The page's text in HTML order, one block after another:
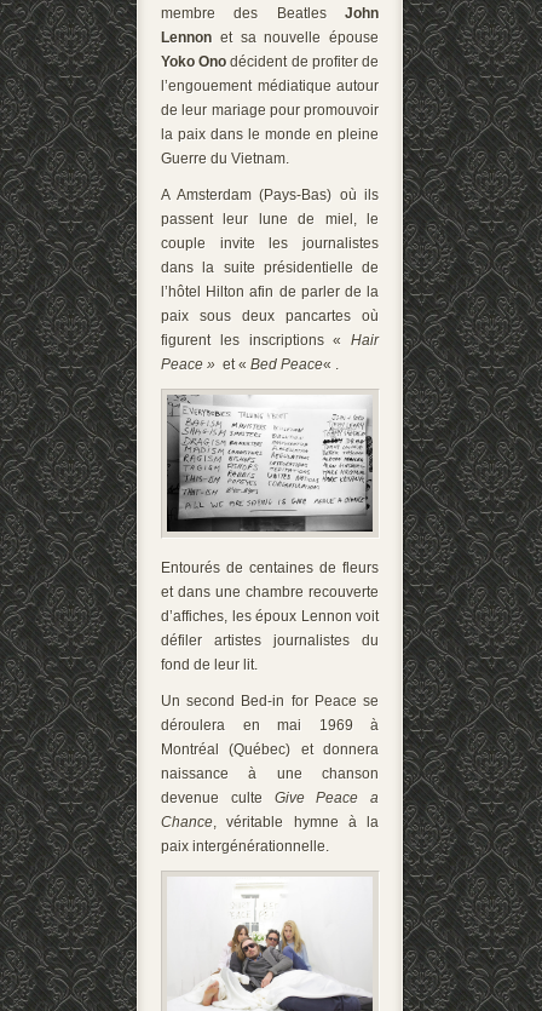
membre des Beatles John
Lennon et sa nouvelle épouse
Yoko Ono décident de profiter de
l’engouement médiatique autour
de leur mariage pour promouvoir
la paix dans le monde en pleine
Guerre du Vietnam.
A Amsterdam (Pays-Bas) où ils
passent leur lune de miel, le
couple invite les journalistes
dans la suite présidentielle de
l’hôtel Hilton afin de parler de la
paix sous deux pancartes où
figurent les inscriptions « Hair
Peace » et « Bed Peace« .
Entourés de centaines de fleurs
et dans une chambre recouverte
d’affiches, les époux Lennon voit
défiler artistes journalistes du
fond de leur lit.
Un second Bed-in for Peace se
déroulera en mai 1969 à
Montréal (Québec) et donnera
naissance à une chanson
devenue culte Give Peace a
Chance, véritable hymne à la
paix intergénérationnelle.